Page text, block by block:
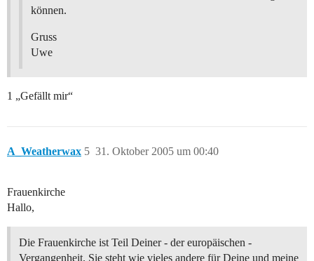
können.
Gruss
Uwe
1 „Gefällt mir“
A_Weatherwax 31. Oktober 2005 um 00:40
5
Frauenkirche
Hallo,
Die Frauenkirche ist Teil Deiner - der europäischen -
Vergangenheit. Sie steht wie vieles andere für Deine und meine